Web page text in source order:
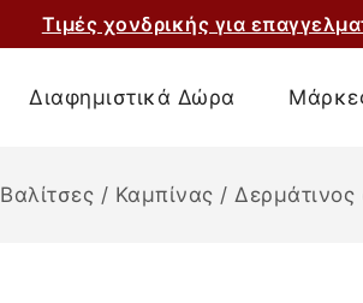
Τιμές χονδρικής για
Διαφημιστικά Δώρα
Βαλίτσες / Καμπίνας /